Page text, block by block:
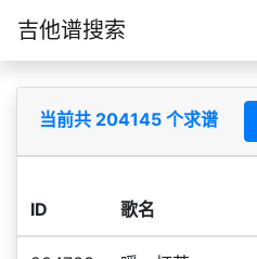
吉他谱搜索
当前共 204145 个求谱
ID 歌名